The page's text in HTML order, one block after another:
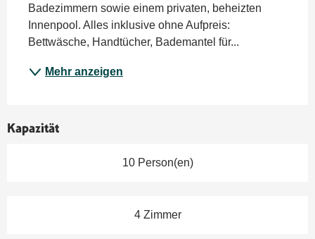
Badezimmern sowie einem privaten, beheizten
Innenpool. Alles inklusive ohne Aufpreis:
Bettwäsche, Handtücher, Bademantel für...
Mehr anzeigen
Kapazität
10 Person(en)
4 Zimmer